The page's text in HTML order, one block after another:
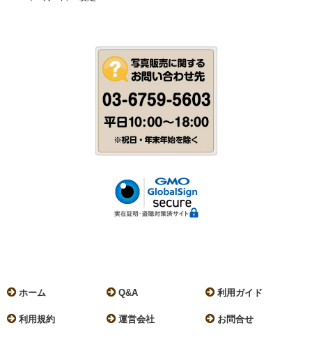
ホーム Q&A 利用ガイド
利用規約 運営会社 お問合せ